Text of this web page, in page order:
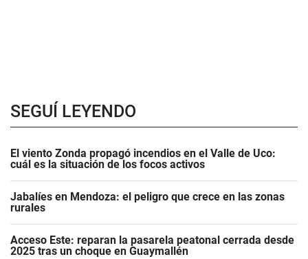
SEGUÍ LEYENDO
El viento Zonda propagó incendios en el Valle de Uco:
cuál es la situación de los focos activos
Jabalíes en Mendoza: el peligro que crece en las zonas
rurales
Acceso Este: reparan la pasarela peatonal cerrada desde
2025 tras un choque en Guaymallén